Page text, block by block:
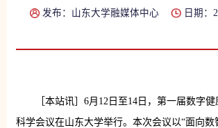
发布：山东大学融媒体中心 日期：
［本站讯］6月12日至14日，第一届数字
科学会议在山东大学举行。本次会议以“面向